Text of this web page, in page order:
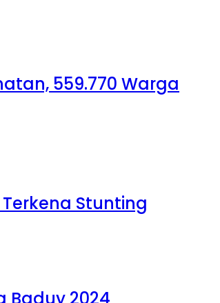
559.770 Warga
Stunting